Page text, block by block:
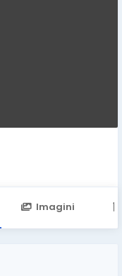
Imagini